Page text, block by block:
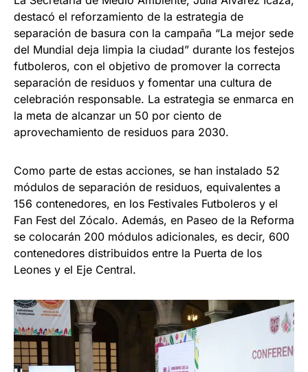
destacó el reforzamiento de la estrategia de
separación de basura con la campaña “La mejor sede
del Mundial deja limpia la ciudad” durante los festejos
futboleros, con el objetivo de promover la correcta
separación de residuos y fomentar una cultura de
celebración responsable. La estrategia se enmarca en
la meta de alcanzar un 50 por ciento de
aprovechamiento de residuos para 2030.
Como parte de estas acciones, se han instalado 52
módulos de separación de residuos, equivalentes a
156 contenedores, en los Festivales Futboleros y el
Fan Fest del Zócalo. Además, en Paseo de la Reforma
se colocarán 200 módulos adicionales, es decir, 600
contenedores distribuidos entre la Puerta de los
Leones y el Eje Central.